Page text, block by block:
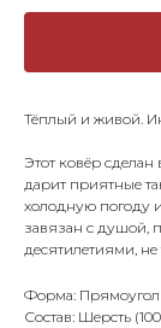
Тёплый и живой.
Этот ковёр
дарит приятные
холодную погоду
завязан с душой,
десятилетиями,
Форма:
Состав: Шерсть